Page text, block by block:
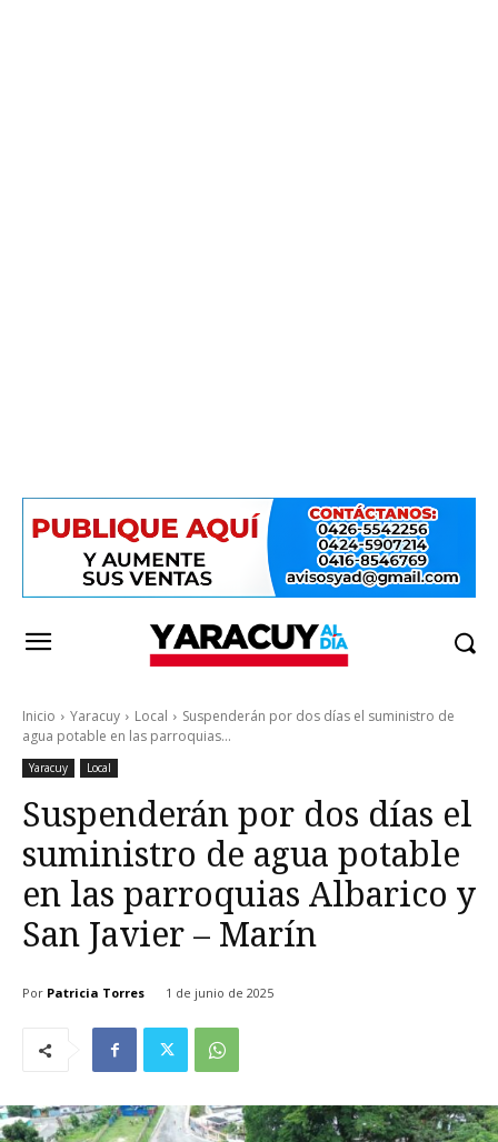
Inicio Yaracuy Local
Suspenderán por dos días el suministro de
agua potable en las parroquias...
Yaracuy Local
Suspenderán por dos días el
suministro de agua potable
en las parroquias Albarico y
San Javier – Marín
Por Patricia Torres 1 de junio de 2025